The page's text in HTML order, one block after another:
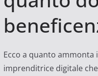
Ecco a quanto ammonta
imprenditrice digitale